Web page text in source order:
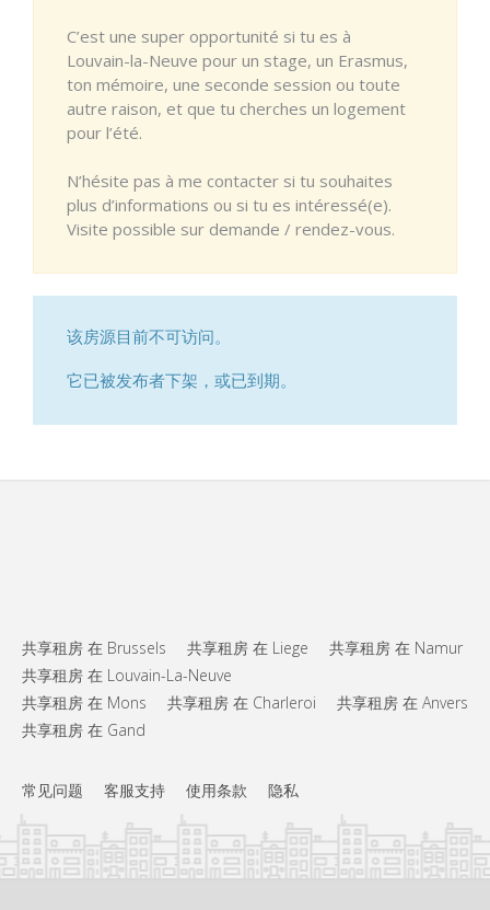
C’est une super opportunité si tu es à
Louvain-la-Neuve pour un stage, un Erasmus,
ton mémoire, une seconde session ou toute
autre raison, et que tu cherches un logement
pour l’été.
N’hésite pas à me contacter si tu souhaites
plus d’informations ou si tu es intéressé(e).
Visite possible sur demande / rendez-vous.
该房源目前不可访问。
它已被发布者下架，或已到期。
共享租房 在 Brussels 共享租房 在 Liege
共享租房 在 Namur
共享租房 在 Louvain-La-Neuve
共享租房 在 Mons
共享租房 在 Charleroi
共享租房 在 Anvers
共享租房 在 Gand
常见问题 客服支持 使用条款 隐私